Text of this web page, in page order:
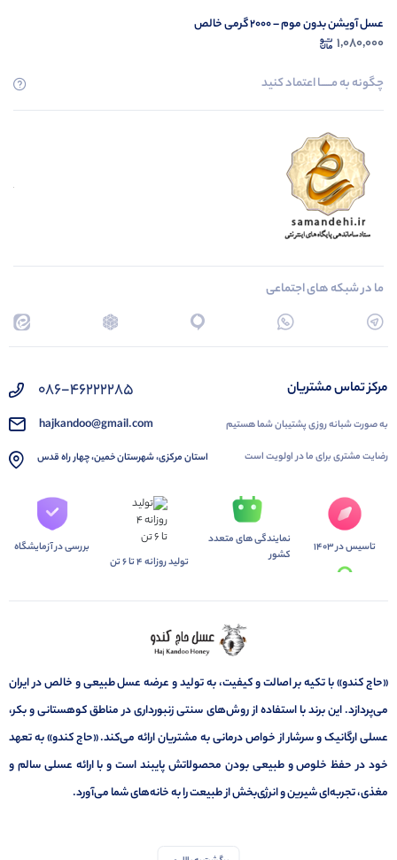
عسل آویشن بدون موم – ۲۰۰۰ گرمی خالص
1,080,000
چگونه به مــــــا اعتماد کنید
ما در شبکه های اجتماعی
مرکز تماس مشتریان
به صورت شبانه روزی پشتیبان شما هستیم
رضایت مشتری برای ما در اولویت است
086-46222285
hajkandoo@gmail.com
استان مرکزی، شهرستان خمین، چهار راه قدس
تاسیس در 1403
نمایندگی های متعدد
کشور
تولید روزانه 4 تا 6 تن
بررسی در آزمایشگاه
«حاج کندو» با تکیه بر اصالت و کیفیت، به تولید و عرضه عسل طبیعی و خالص در ایران
می‌پردازد. این برند با استفاده از روش‌های سنتی زنبورداری در مناطق کوهستانی و بکر،
عسلی ارگانیک و سرشار از خواص درمانی به مشتریان ارائه می‌کند. «حاج کندو» به تعهد
خود در حفظ خلوص و طبیعی بودن محصولاتش پایبند است و با ارائه عسلی سالم و
مغذی، تجربه‌ای شیرین و انرژی‌بخش از طبیعت را به خانه‌های شما می‌آورد.